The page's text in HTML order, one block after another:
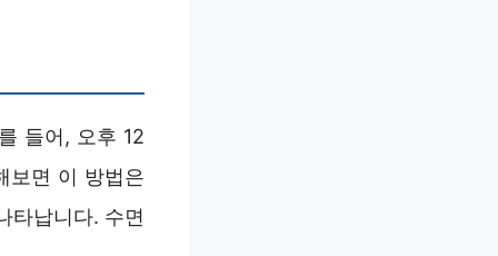
들어, 오후 12
보면 이 방법은
타납니다. 수면